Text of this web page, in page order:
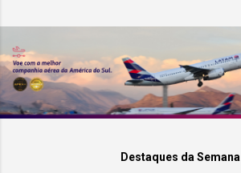
Destaques da Semana